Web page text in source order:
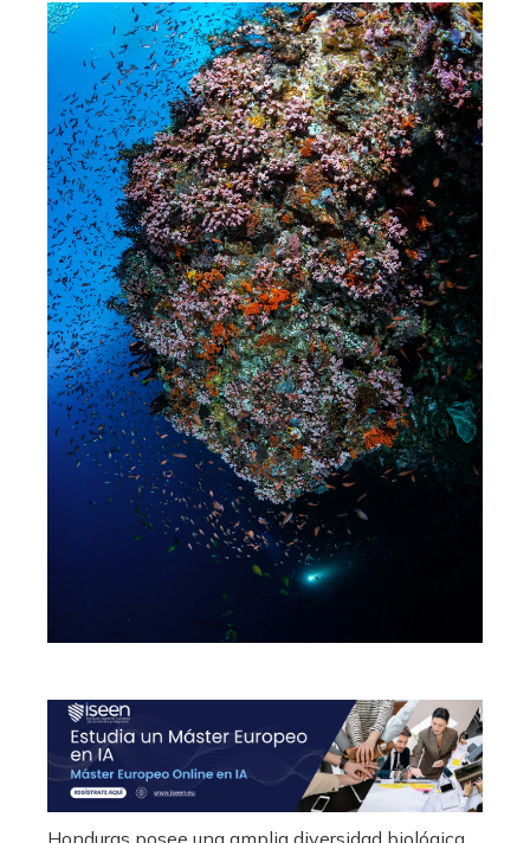
Honduras posee una amplia diversidad biológica